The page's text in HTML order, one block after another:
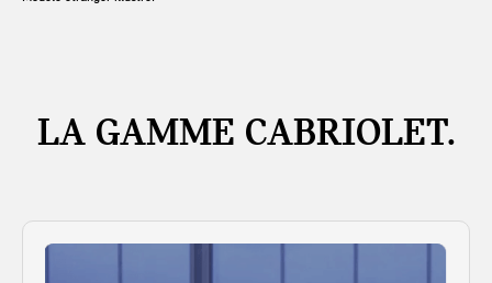
LA GAMME CABRIOLET.